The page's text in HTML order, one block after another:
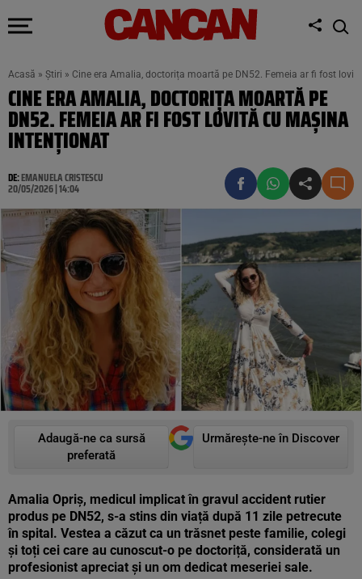
Acasă » Știri » Cine era Amalia, doctorița moartă pe DN52. Femeia ar fi fost
CINE ERA AMALIA, DOCTORIȚA MOARTĂ PE
DN52. FEMEIA AR FI FOST LOVITĂ CU MAȘINA
INTENȚIONAT
DE:EMANUELA CRISTESCU
20/05/2026 | 14:04
Adaugă-ne ca sursă
preferată
Urmărește-ne în Discover
Amalia Opriș, medicul implicat în gravul accident rutier
produs pe DN52, s-a stins din viață după 11 zile petrecute
în spital. Vestea a căzut ca un trăsnet peste familie, colegi
și toți cei care au cunoscut-o pe doctoriță, considerată un
profesionist apreciat și un om dedicat meseriei sale.